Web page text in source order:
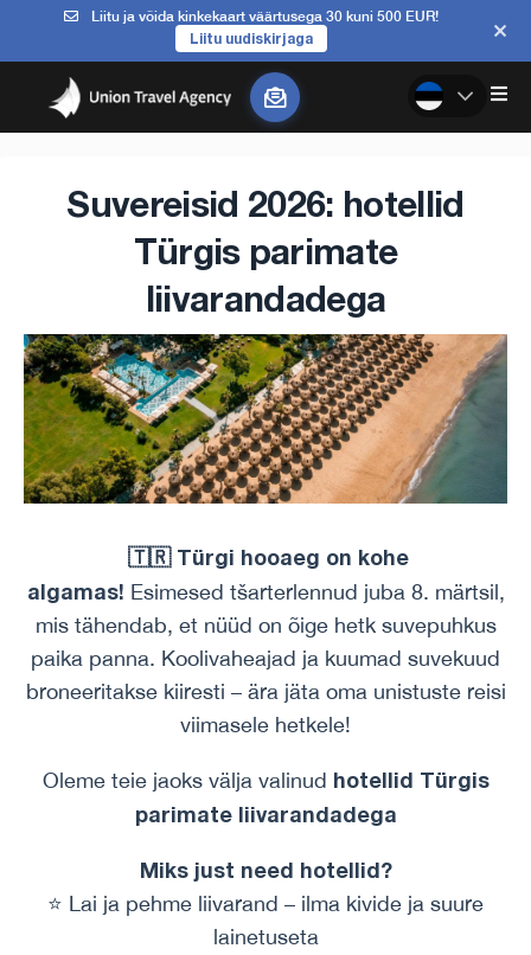
Liitu ja võida kinkekaart väärtusega 30 kuni 500 EUR!
Liitu uudiskirjaga
Suvereisid 2026: hotellid
Türgis parimate
liivarandadega
🇹🇷 Türgi hooaeg on kohe
algamas! Esimesed tšarterlennud juba 8. märtsil,
mis tähendab, et nüüd on õige hetk suvepuhkus
paika panna. Koolivaheajad ja kuumad suvekuud
broneeritakse kiiresti – ära jäta oma unistuste reisi
viimasele hetkele!
Oleme teie jaoks välja valinud hotellid Türgis
parimate liivarandadega
Miks just need hotellid?
⭐️ Lai ja pehme liivarand – ilma kivide ja suure
lainetuseta